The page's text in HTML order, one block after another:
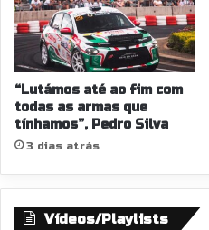
“Lutámos até ao fim com
todas as armas que
tínhamos”, Pedro Silva
3 dias atrás
Vídeos/Playlists